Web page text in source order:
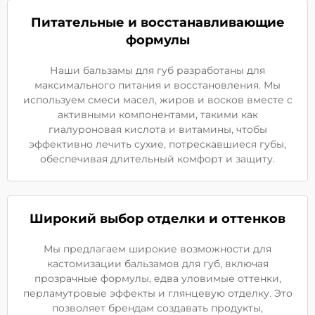
Питательные и восстанавливающие
формулы
Наши бальзамы для губ разработаны для
максимального питания и восстановления. Мы
используем смеси масел, жиров и восков вместе с
активными компонентами, такими как
гиалуроновая кислота и витамины, чтобы
эффективно лечить сухие, потрескавшиеся губы,
обеспечивая длительный комфорт и защиту.
Широкий выбор отделки и оттенков
Мы предлагаем широкие возможности для
кастомизации бальзамов для губ, включая
прозрачные формулы, едва уловимые оттенки,
перламутровые эффекты и глянцевую отделку. Это
позволяет брендам создавать продукты,